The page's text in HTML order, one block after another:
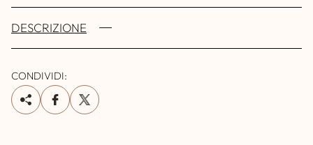
DESCRIZIONE
CONDIVIDI: